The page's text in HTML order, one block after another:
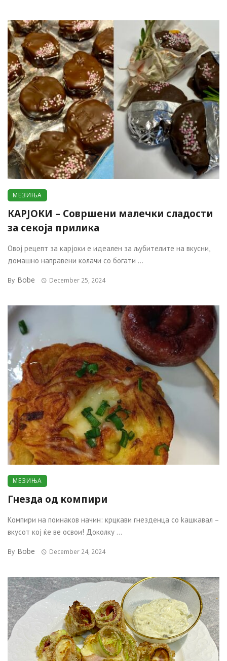
МЕЗИЊА
КАРЈОКИ – Совршени малечки сладости
за секоја прилика
Овој рецепт за карјоки е идеален за љубителите на вкусни,
домашно направени колачи со богати ...
By Bobe December 25, 2024
МЕЗИЊА
Гнезда од компири
Компири на поинаков начин: крцкави гнезденца со kашкавал –
вкусот кој ќе ве oсвои! Доколку ...
By Bobe December 24, 2024